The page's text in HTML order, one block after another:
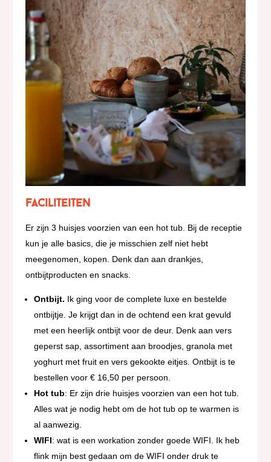
Faciliteiten
Er zijn 3 huisjes voorzien van een hot tub. Bij de receptie
kun je alle basics, die je misschien zelf niet hebt
meegenomen, kopen. Denk dan aan drankjes,
ontbijtproducten en snacks.
Ontbijt. Ik ging voor de complete luxe en bestelde
ontbijtje. Je krijgt dan in de ochtend een krat gevuld
met een heerlijk ontbijt voor de deur. Denk aan vers
geperst sap, assortiment aan broodjes, granola met
yoghurt met fruit en vers gekookte eitjes. Ontbijt is te
bestellen voor € 16,50 per persoon.
Hot tub: Er zijn drie huisjes voorzien van een hot tub.
Alles wat je nodig hebt om de hot tub op te warmen is
al aanwezig.
WIFI: wat is een workation zonder goede WIFI. Ik heb
flink mijn best gedaan om de WIFI onder druk te